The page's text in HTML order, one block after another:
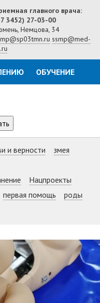
главного врача:
3452) 27-03-00
Немцова, 34
ssmp@med-
ОБУЧЕНИЕ
и верности
змея
Нацпроекты
первая помощь
роды